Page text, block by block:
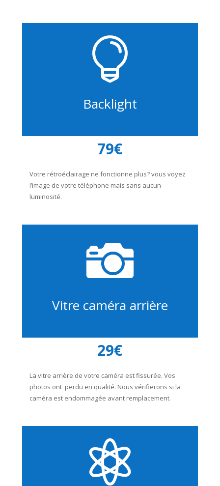

Backlight
79€
Votre rétroéclairage ne fonctionne plus? vous voyez
l’image de votre téléphone mais sans aucun
luminosité.

Vitre caméra arrière
29€
La vitre arrière de votre caméra est fissurée. Vos
photos ont perdu en qualité. Nous vérifierons si la
caméra est endommagée avant remplacement.
